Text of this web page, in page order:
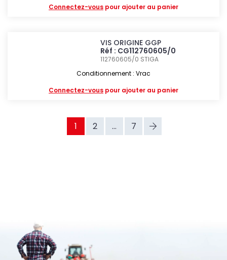
Connectez-vous pour ajouter au panier
VIS ORIGINE GGP
Réf : CG112760605/0
112760605/0 STIGA
Conditionnement : Vrac
Connectez-vous pour ajouter au panier
1 2 ... 7